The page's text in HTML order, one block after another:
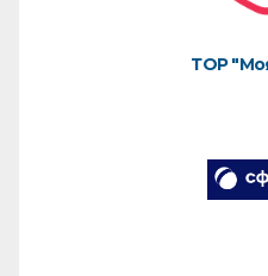
ТОР